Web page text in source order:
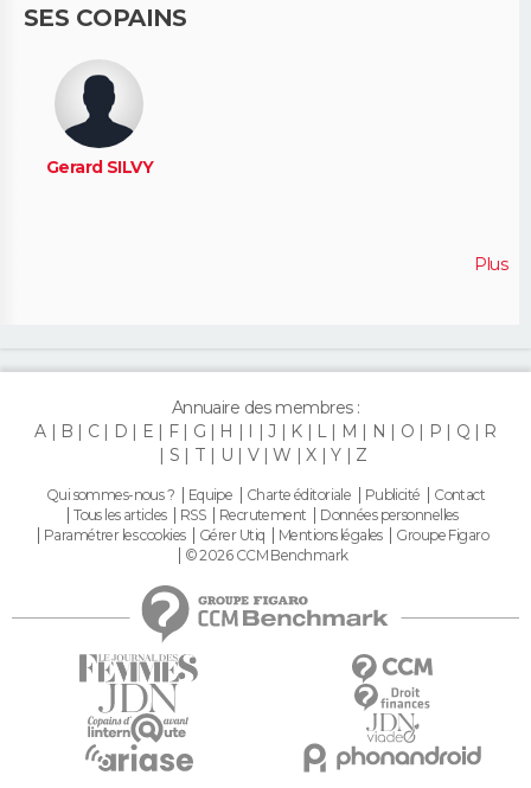
SES COPAINS
Gerard SILVY
Plus
Annuaire des membres :
A
B C D E F G H I J K L M N O P Q
R
S
T U V W X Y Z
Qui sommes-nous ? Equipe Charte éditoriale Publicité
Contact
Tous les articles
RSS Recrutement
Données personnelles
Paramétrer les cookies
Gérer Utiq Mentions légales
Groupe Figaro
© 2026 CCM Benchmark